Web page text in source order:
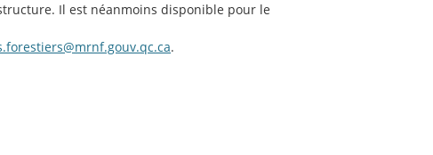
Il est néanmoins disponible pour le
.